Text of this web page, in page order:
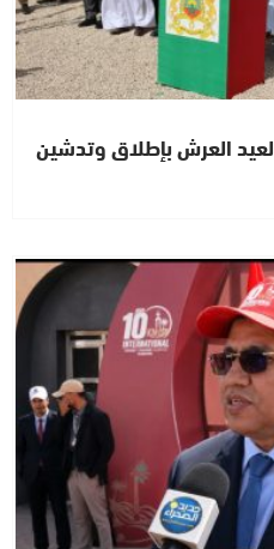
العيون تحتفي بالذكرى الـ27 لعيد العرش بإطلاق وتدشين